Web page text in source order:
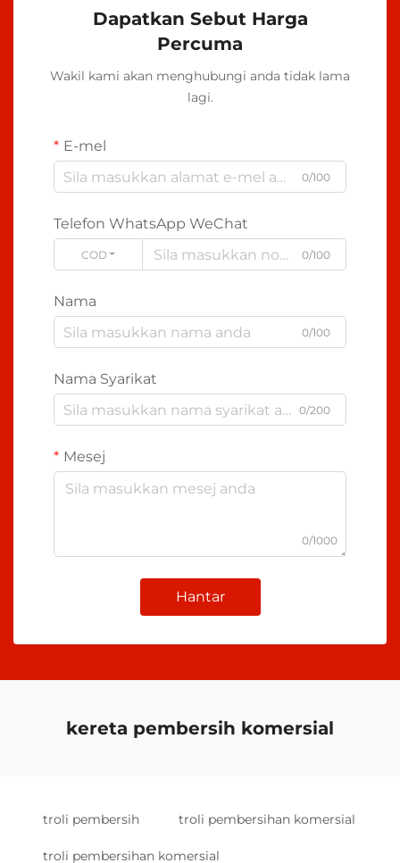
Dapatkan Sebut Harga
Percuma
Wakil kami akan menghubungi anda tidak lama
lagi.
E-mel
0/100
Telefon WhatsApp WeChat
CODE 0/100
Nama
0/100
Nama Syarikat
0/200
Mesej
0/1000
Hantar
kereta pembersih komersial
troli pembersih troli pembersihan komersial
troli pembersihan komersial